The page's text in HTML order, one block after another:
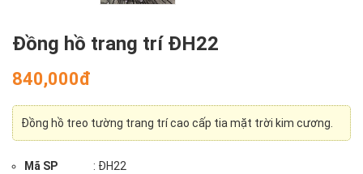
Đồng hồ trang trí ĐH22
840,000đ
Đồng hồ treo tường trang trí cao cấp tia mặt trời kim cương.
Mã SP
: ĐH22